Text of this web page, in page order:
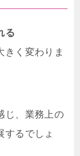
る
きく変わりま
じ、業務上の
するでしょ